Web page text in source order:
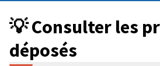
💡 Consulter les
déposés